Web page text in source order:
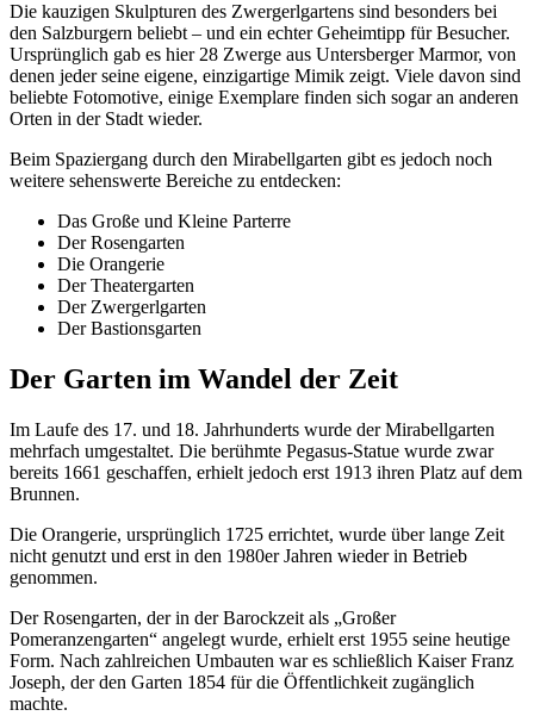
Die kauzigen Skulpturen des Zwergerlgartens sind besonders bei
den Salzburgern beliebt – und ein echter Geheimtipp für Besucher.
Ursprünglich gab es hier 28 Zwerge aus Untersberger Marmor, von
denen jeder seine eigene, einzigartige Mimik zeigt. Viele davon sind
beliebte Fotomotive, einige Exemplare finden sich sogar an anderen
Orten in der Stadt wieder.
Beim Spaziergang durch den Mirabellgarten gibt es jedoch noch
weitere sehenswerte Bereiche zu entdecken:
Das Große und Kleine Parterre
Der Rosengarten
Die Orangerie
Der Theatergarten
Der Zwergerlgarten
Der Bastionsgarten
Der Garten im Wandel der Zeit
Im Laufe des 17. und 18. Jahrhunderts wurde der Mirabellgarten
mehrfach umgestaltet. Die berühmte Pegasus-Statue wurde zwar
bereits 1661 geschaffen, erhielt jedoch erst 1913 ihren Platz auf dem
Brunnen.
Die Orangerie, ursprünglich 1725 errichtet, wurde über lange Zeit
nicht genutzt und erst in den 1980er Jahren wieder in Betrieb
genommen.
Der Rosengarten, der in der Barockzeit als „Großer
Pomeranzengarten“ angelegt wurde, erhielt erst 1955 seine heutige
Form. Nach zahlreichen Umbauten war es schließlich Kaiser Franz
Joseph, der den Garten 1854 für die Öffentlichkeit zugänglich
machte.